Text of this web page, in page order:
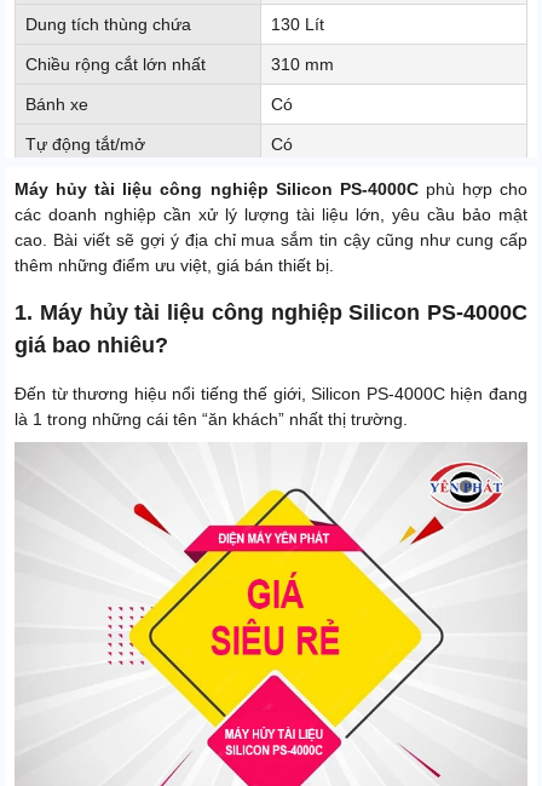
Dung tích thùng chứa 130 Lít
Chiều rộng cắt lớn nhất 310 mm
Bánh xe Có
Tự động tắt/mở Có
Cảnh báo đầy Có
Kích thước sợi hủy 4 x 30mm
Kích thước sản phẩm 580 x 470 x 895mm
Trọng lượng sản phẩm 77 Kg
Trọng lượng đóng gói
Độ ồn 56 dB
Điện áp 220V - 50Hz
Máy hủy tài liệu công nghiệp Silicon PS-4000C phù hợp cho
các doanh nghiệp cần xử lý lượng tài liệu lớn, yêu cầu bảo mật
cao. Bài viết sẽ gợi ý địa chỉ mua sắm tin cậy cũng như cung cấp
thêm những điểm ưu việt, giá bán thiết bị.
1. Máy hủy tài liệu công nghiệp Silicon PS-4000C
giá bao nhiêu?
Đến từ thương hiệu nổi tiếng thế giới, Silicon PS-4000C hiện đang
là 1 trong những cái tên “ăn khách” nhất thị trường.